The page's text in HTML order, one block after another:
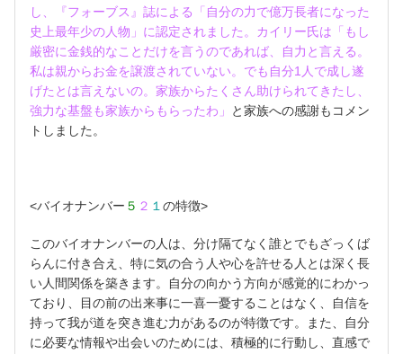
し、『フォーブス』誌による「自分の力で億万長者になった
史上最年少の人物」に認定されました。カイリー氏は「もし
厳密に金銭的なことだけを言うのであれば、自力と言える。
私は親からお金を譲渡されていない。でも自分1人で成し遂
げたとは言えないの。家族からたくさん助けられてきたし、
強力な基盤も家族からもらったわ」
と家族への感謝もコメン
トしました。
<バイオナンバー ５ ２ １ の特徴>
このバイオナンバーの人は、分け隔てなく誰とでもざっくば
らんに付き合え、特に気の合う人や心を許せる人とは深く長
い人間関係を築きます。自分の向かう方向が感覚的にわかっ
ており、目の前の出来事に一喜一憂することはなく、自信を
持って我が道を突き進む力があるのが特徴です。また、自分
に必要な情報や出会いのためには、積極的に行動し、直感で